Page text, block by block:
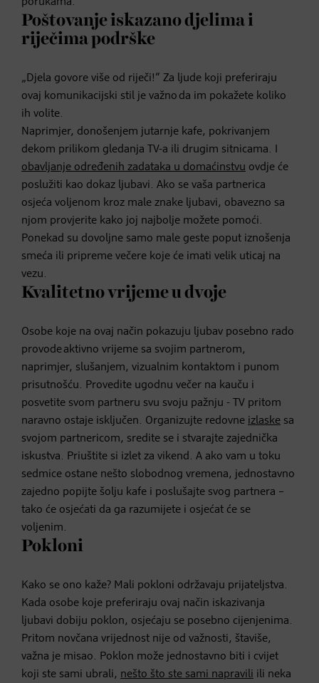
Poštovanje iskazano djelima i
riječima podrške
„Djela govore više od riječi!“ Za ljude koji preferiraju
ovaj komunikacijski stil je važno da im pokažete koliko
ih volite.
Naprimjer, donošenjem jutarnje kafe, pokrivanjem
dekom prilikom gledanja TV-a ili drugim sitnicama. I
obavljanje određenih zadataka u domaćinstvu ovdje će
poslužiti kao dokaz ljubavi. Ako se vaša partnerica
osjeća voljenom kroz male znake ljubavi, obavezno sa
njom provjerite kako joj najbolje možete pomoći.
Ponekad su dovoljne samo male geste poput iznošenja
smeća ili pripreme večere koje će imati velik uticaj na
vezu.
Kvalitetno vrijeme u dvoje
Osobe koje na ovaj način pokazuju ljubav posebno rado
provode aktivno vrijeme sa svojim partnerom,
naprimjer, slušanjem, vizualnim kontaktom i punom
prisutnošću. Provedite ugodnu večer na kauču i
posvetite svom partneru svu svoju pažnju - TV pritom
naravno ostaje isključen. Organizujte redovne izlaske sa
svojom partnericom, sredite se i stvarajte zajednička
iskustva. Priuštite si izlet za vikend. A ako vam u toku
sedmice ostane nešto slobodnog vremena, jednostavno
zajedno popijte šolju kafe i poslušajte svog partnera –
tako će osjećati da ga razumijete i osjećat će se
voljenim.
Pokloni
Kako se ono kaže? Mali pokloni održavaju prijateljstva.
Kada osobe koje preferiraju ovaj način iskazivanja
ljubavi dobiju poklon, osjećaju se posebno cijenjenima.
Pritom novčana vrijednost nije od važnosti, štaviše,
važna je misao. Poklon može jednostavno biti i cvijet
koji ste sami ubrali, nešto što ste sami napravili ili neka